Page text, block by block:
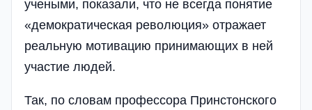
учеными, показали, что не всегда понятие
«демократическая революция» отражает
реальную мотивацию принимающих в ней
участие людей.
Так, по словам профессора Принстонского